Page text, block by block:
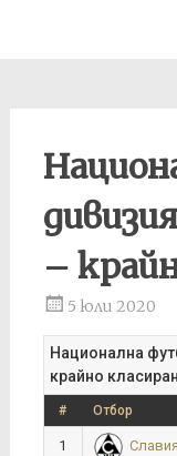
–
5 юли 2020
Национална
крайно
# Отбор
1
Славия